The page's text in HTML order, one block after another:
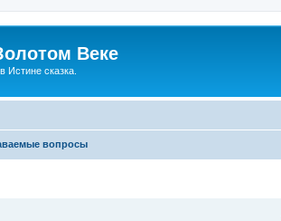
Веке
Истине сказка.
вопросы